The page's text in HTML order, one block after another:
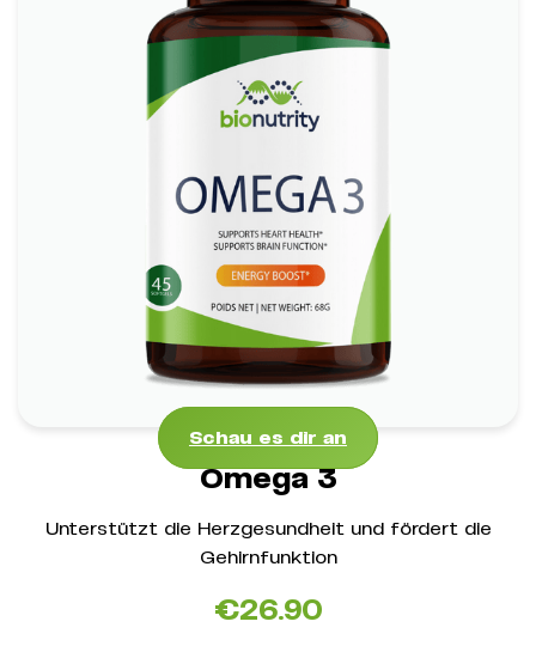
Schau es dir an
Fördert die Herzgesundheit
Fördert die Gehirnfunktion
Reduziert Entzündungen
Fördert Haut und Augen
Schau es dir an
Omega 3
Unterstützt die Herzgesundheit und fördert die
Gehirnfunktion
€26.90